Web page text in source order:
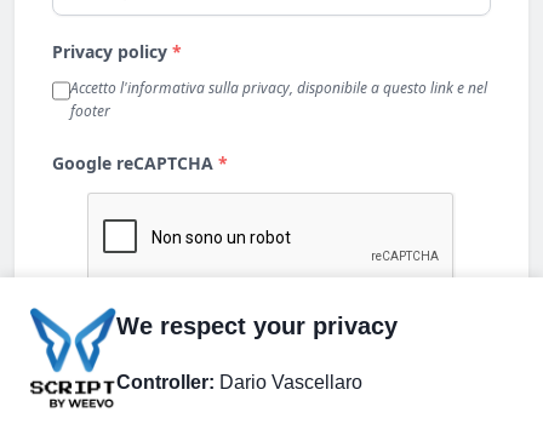
We respect your privacy
Controller: Dario Vascellaro